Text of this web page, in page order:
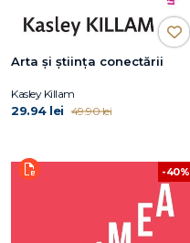
Arta și știința conectării
Kasley Killam
29.94 lei 49.90 lei
-40%